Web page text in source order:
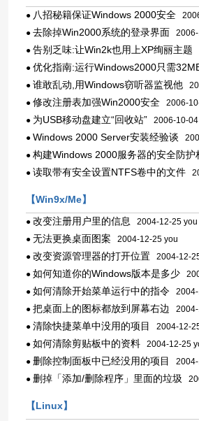
● 八招秘籍保证Windows 2000安全
● 去除掉Win2000系统的登录界面 2006-
● 告别乏味:让Win2k也用上XP绚丽主题
● 优化指南:运行Windows2000只需
● 谁敢乱动,用Windows窃听器监视他
● 修改注册表加强Win2000安全 2006-
● 为USB移动盘建立“回收站” 2006-10-04
● Windows 2000 Server安装经验谈
● 构建Windows 2000服务器的安全防护
● 读取带有安全设置NTFS卷中的文件
【Win9x/Me】
● 改变注册用户里的信息
2004-12-25 you
● 无法更换桌面图案 2004-12-25 you
● 改变资源管理器的打开位置 2004-12-
● 如何知道你的Windows版本是多少
● 如何清除开始菜单运行中的指令
● 把桌面上的图标都放到屏幕右边
● 清除快捷菜单中没用的项目
2004-12-
● 如何清除剪贴板中的资料 2004-12-25
● 删除控制面板中已经没用的项目
● 删掉「添加/删除程序」里面的垃圾
【Linux】